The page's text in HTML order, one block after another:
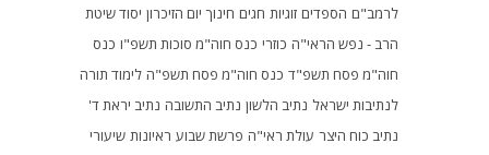
לרמב"ם הספדים זוגיות חגים חינוך יום הזיכרון יסוד שיטת
הרב - נפש הראי"ה כוזרי כנס חוה"מ סוכות תשפ"ו כנס
חוה"מ פסח תשפ"ד כנס חוה"מ פסח תשפ"ה לימוד תורה
לנתיבות ישראל נתיב הלשון נתיב התשובה נתיב יראת ד'
נתיב כוח היצר עולת ראי"ה פרשת שבוע ראיונות שיעורי